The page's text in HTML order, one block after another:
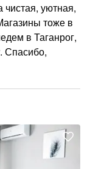
чистая, уютная,
тоже в
в Таганрог,
Спасибо,